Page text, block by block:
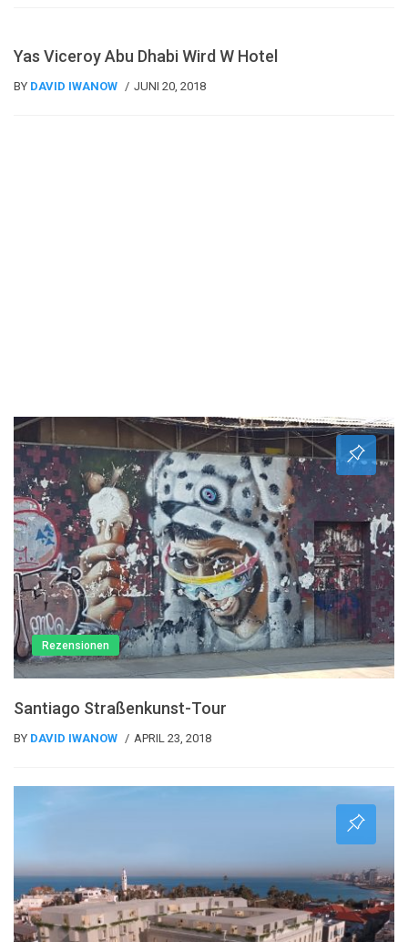
Yas Viceroy Abu Dhabi Wird W Hotel
BY DAVID IWANOW JUNI 20, 2018
Rezensionen
Santiago Straßenkunst-Tour
BY DAVID IWANOW APRIL 23, 2018